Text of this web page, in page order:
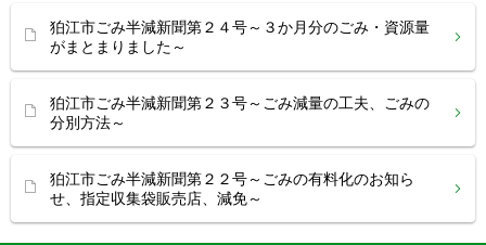
狛江市ごみ半減新聞第２４号～３か月分のごみ・資源量
がまとまりました～
狛江市ごみ半減新聞第２３号～ごみ減量の工夫、ごみの
分別方法～
狛江市ごみ半減新聞第２２号～ごみの有料化のお知ら
せ、指定収集袋販売店、減免～